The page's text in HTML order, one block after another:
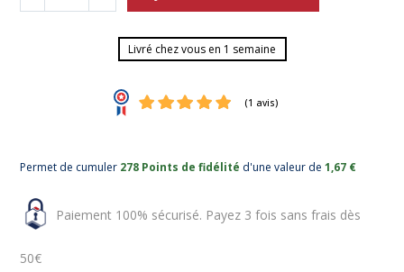
Livré chez vous en 1 semaine
Permet de cumuler 278 Points de fidélité d'une valeur de1,67 €
Paiement 100% sécurisé. Payez 3 fois sans frais dès
50€